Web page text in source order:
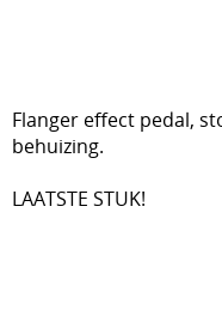
Flanger effect pedal,
behuizing.
LAATSTE STUK!